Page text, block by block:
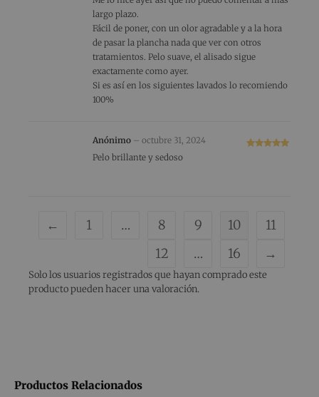
largo plazo.
Fácil de poner, con un olor agradable y a la hora
de pasar la plancha nada que ver con otros
tratamientos. Pelo suave, el alisado sigue
exactamente como ayer.
Si es así en los siguientes lavados lo recomiendo
100%
Anónimo – octubre 31, 2024
Pelo brillante y sedoso
← 1 … 8 9 10
11
12
… 16 →
Solo los usuarios registrados que hayan comprado este
producto pueden hacer una valoración.
Productos Relacionados